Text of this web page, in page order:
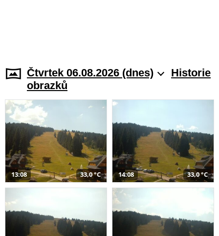
Čtvrtek 06.08.2026 (dnes)
Historie
obrazků
13:08 33,0 °C 14:08 33,0 °C